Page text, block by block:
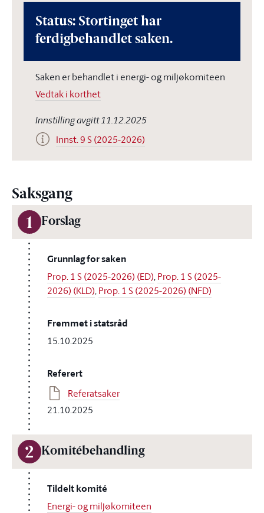
Status: Stortinget har
ferdigbehandlet saken.
Saken er behandlet i energi- og miljøkomiteen
Vedtak i korthet
Innstilling avgitt 11.12.2025
Innst. 9 S (2025-2026)
Saksgang
1 Forslag
Grunnlag for saken
Prop. 1 S (2025-2026) (ED),Prop. 1 S (2025-
2026) (KLD),Prop. 1 S (2025-2026) (NFD)
Fremmet i statsråd
15.10.2025
Referert
Referatsaker
21.10.2025
2 Komitébehandling
Tildelt komité
Energi- og miljøkomiteen